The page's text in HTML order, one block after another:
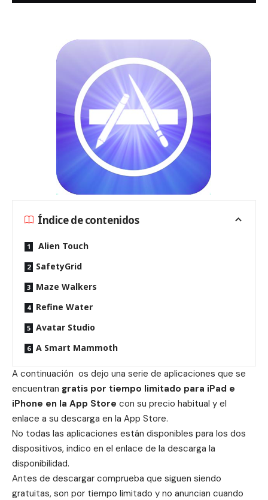
Índice de contenidos
Alien Touch
SafetyGrid
Maze Walkers
Refine Water
Avatar Studio
A Smart Mammoth
A continuación os dejo una serie de aplicaciones que se
encuentran gratis por tiempo limitado para iPad e
iPhone en la App Store con su precio habitual y el
enlace a su descarga en la App Store.
No todas las aplicaciones están disponibles para los dos
dispositivos, indico en el enlace de la descarga la
disponibilidad.
Antes de descargar comprueba que siguen siendo
gratuitas, son por tiempo limitado y no anuncian cuando